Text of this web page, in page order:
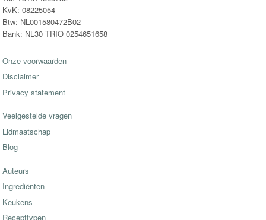
KvK: 08225054
Btw: NL001580472B02
Bank: NL30 TRIO 0254651658
Onze voorwaarden
Disclaimer
Privacy statement
Veelgestelde vragen
Lidmaatschap
Blog
Auteurs
Ingrediënten
Keukens
Recepttypen